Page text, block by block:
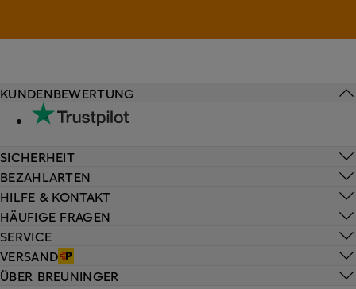
HILFE & KONTAKT
HÄUFIGE FRAGEN
SERVICE
VERSAND
KUNDENBEWERTUNG
SICHERHEIT
BEZAHLARTEN
ÜBER BREUNINGER